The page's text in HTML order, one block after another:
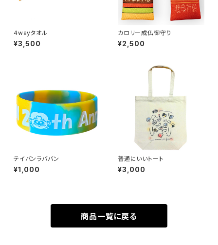
4wayタオル
¥3,500
カロリー成仏御守り
¥2,500
テイバンラババン
¥1,000
普通にいいトート
¥3,000
商品一覧に戻る